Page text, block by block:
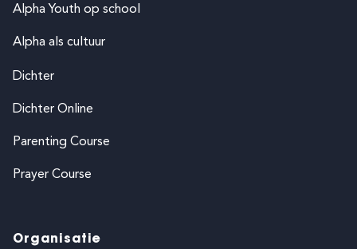
Alpha Youth op school
Alpha als cultuur
Dichter
Dichter Online
Parenting Course
Prayer Course
Organisatie